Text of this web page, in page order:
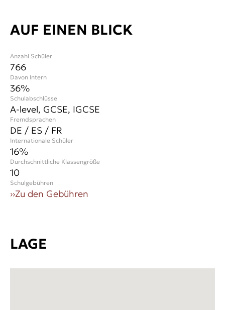
AUF EINEN BLICK
Anzahl Schüler
766
Davon Intern
36%
Schulabschlüsse
A-level, GCSE, IGCSE
Durchschnittliche Klassengröße
10
Internationale Schüler
16%
Fremdsprachen
DE / ES / FR
Schulgebühren
››Zu den Gebühren
LAGE